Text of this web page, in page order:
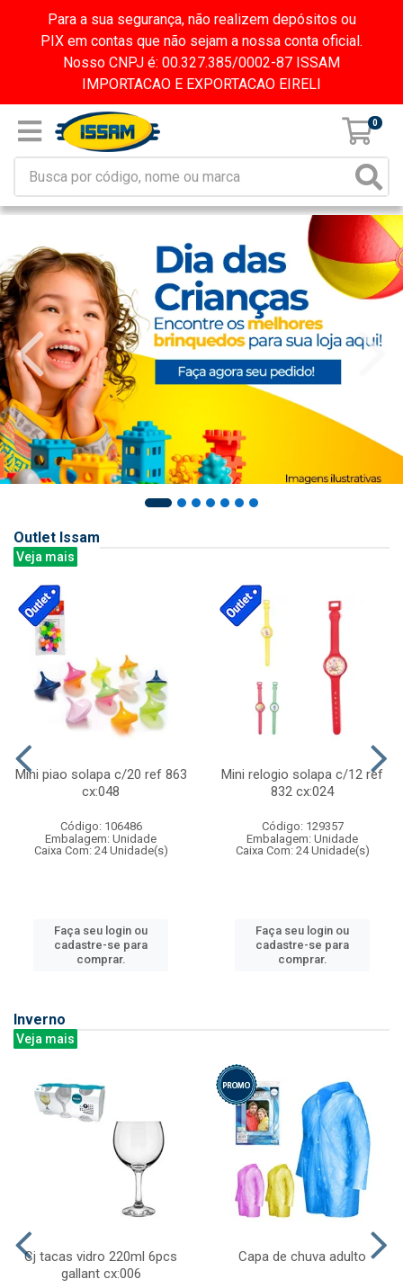
Para a sua segurança, não realizem depósitos ou
PIX em contas que não sejam a nossa conta oficial.
Nosso CNPJ é: 00.327.385/0002-87 ISSAM
IMPORTACAO E EXPORTACAO EIRELI
0
Outlet Issam
Veja mais
Mini piao solapa c/20 ref 863
cx:048
Código: 106486
Embalagem: Unidade
Caixa Com: 24 Unidade(s)
Faça seu login ou
cadastre-se para
comprar.
Mini relogio solapa c/12 ref
832 cx:024
Código: 129357
Embalagem: Unidade
Caixa Com: 24 Unidade(s)
Faça seu login ou
cadastre-se para
comprar.
Inverno
Veja mais
Cj tacas vidro 220ml 6pcs
gallant cx:006
Capa de chuva adulto